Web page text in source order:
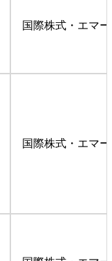
国際株式・エマ
国際株式・エマ